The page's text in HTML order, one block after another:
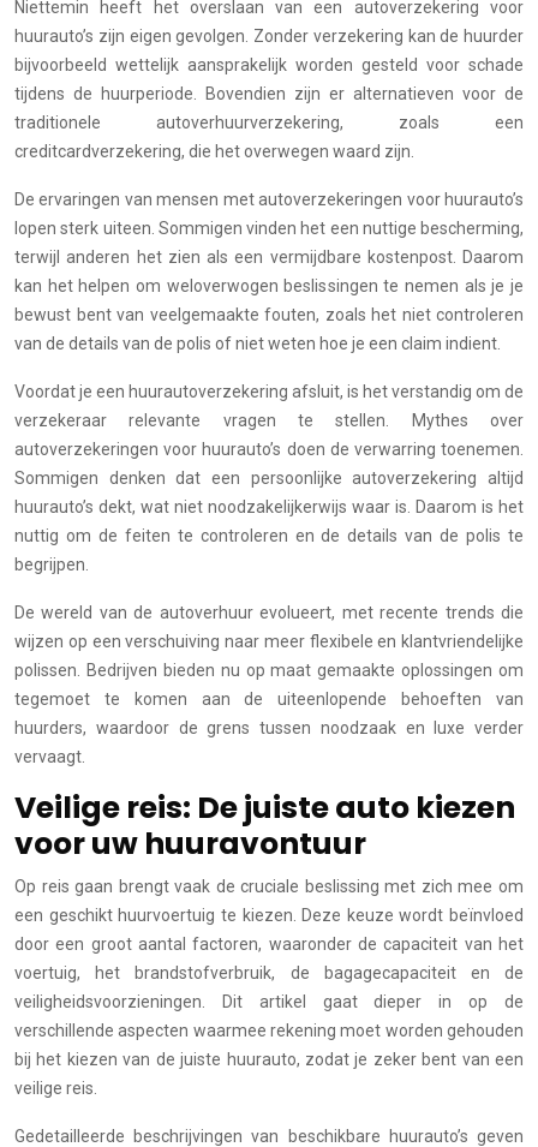
Niettemin heeft het overslaan van een autoverzekering voor
huurauto’s zijn eigen gevolgen. Zonder verzekering kan de huurder
bijvoorbeeld wettelijk aansprakelijk worden gesteld voor schade
tijdens de huurperiode. Bovendien zijn er alternatieven voor de
traditionele autoverhuurverzekering, zoals een
creditcardverzekering, die het overwegen waard zijn.
De ervaringen van mensen met autoverzekeringen voor huurauto’s
lopen sterk uiteen. Sommigen vinden het een nuttige bescherming,
terwijl anderen het zien als een vermijdbare kostenpost. Daarom
kan het helpen om weloverwogen beslissingen te nemen als je je
bewust bent van veelgemaakte fouten, zoals het niet controleren
van de details van de polis of niet weten hoe je een claim indient.
Voordat je een huurautoverzekering afsluit, is het verstandig om de
verzekeraar relevante vragen te stellen. Mythes over
autoverzekeringen voor huurauto’s doen de verwarring toenemen.
Sommigen denken dat een persoonlijke autoverzekering altijd
huurauto’s dekt, wat niet noodzakelijkerwijs waar is. Daarom is het
nuttig om de feiten te controleren en de details van de polis te
begrijpen.
De wereld van de autoverhuur evolueert, met recente trends die
wijzen op een verschuiving naar meer flexibele en klantvriendelijke
polissen. Bedrijven bieden nu op maat gemaakte oplossingen om
tegemoet te komen aan de uiteenlopende behoeften van
huurders, waardoor de grens tussen noodzaak en luxe verder
vervaagt.
Veilige reis: De juiste auto kiezen
voor uw huuravontuur
Op reis gaan brengt vaak de cruciale beslissing met zich mee om
een geschikt huurvoertuig te kiezen. Deze keuze wordt beïnvloed
door een groot aantal factoren, waaronder de capaciteit van het
voertuig, het brandstofverbruik, de bagagecapaciteit en de
veiligheidsvoorzieningen. Dit artikel gaat dieper in op de
verschillende aspecten waarmee rekening moet worden gehouden
bij het kiezen van de juiste huurauto, zodat je zeker bent van een
veilige reis.
Gedetailleerde beschrijvingen van beschikbare huurauto’s geven